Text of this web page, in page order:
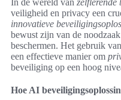
In de wereld van zelflerende
veiligheid en privacy een
innovatieve
bewust zijn van de
beschermen. Het gebruik van
een effectieve manier om
beveiliging op een hoog
Hoe AI